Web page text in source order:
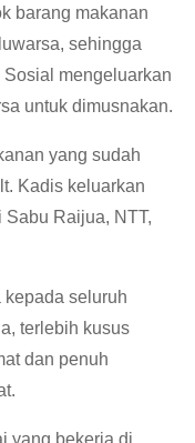
barang makanan
sehingga
mengeluarkan
untuk dimusnakan.
yang sudah
Kadis keluarkan
Sabu Raijua, NTT,
kepada seluruh
terlebih kusus
dan penuh